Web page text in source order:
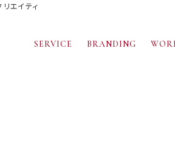
エイティブの力でもう一歩、先へ。
SERVICE BRANDING